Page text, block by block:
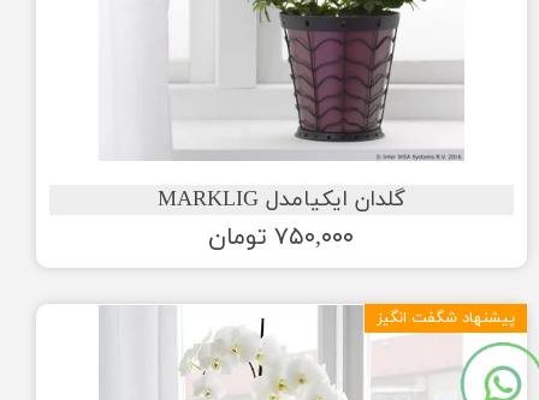
گلدان ایکیامدل MARKLIG
۷۵۰,۰۰۰ تومان
پیشنهاد شگفت انگیز